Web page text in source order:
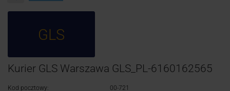
Logowanie
GLS
Kurier GLS Warszawa GLS_PL-6160162565
Kod pocztowy:
00-721